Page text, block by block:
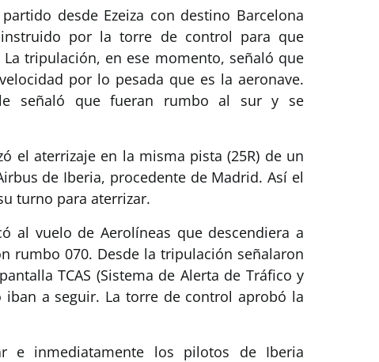
desde Ezeiza con destino Barcelona
por la torre de control para que
tripulación, en ese momento, señaló que
por lo pesada que es la aeronave.
señaló que fueran rumbo al sur y se
el aterrizaje en la misma pista (25R) de un
de Iberia, procedente de Madrid. Así el
turno para aterrizar.
al vuelo de Aerolíneas que descendiera a
rumbo 070. Desde la tripulación señalaron
TCAS (Sistema de Alerta de Tráfico y
iban a seguir. La torre de control aprobó la
e inmediatamente los pilotos de Iberia